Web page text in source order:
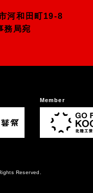
河和田町19-8
務局宛
Member
Reserved.